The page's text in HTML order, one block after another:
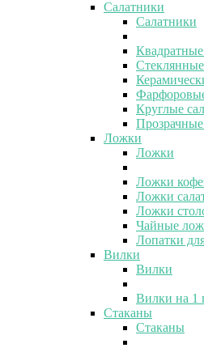
Салатники
Салатники
Круглые
Ложки
Ложки
Ложки
Ложки
Ложки
Чайные
Лопатки
Вилки
Вилки
Вилки на 1
Стаканы
Стаканы